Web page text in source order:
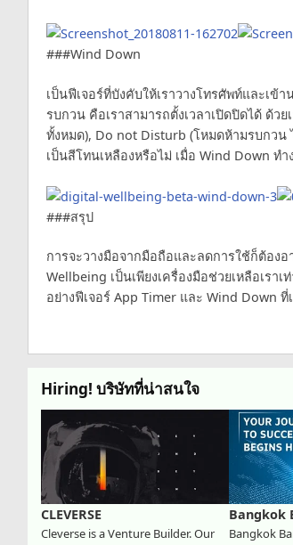
###Wind Down
เป็นฟีเจอร์ที่บังคับให้เราวางโทรศัพท์และเ
รบกวน คือเราสามารถตั้งเวลาเปิดปิดได้ ด้ว
ทั้งหมด), Do not Disturb (โหมดห้ามรบกวน
เป็นสีโทนเหลืองหรือไม่ เมื่อ Wind Down ทำ
###สรุป
การจะวางมือจากมือถือและลดการใช้ก็ต้อง
Wellbeing เป็นเพียงเครื่องมือช่วยเหลือเร
อย่างฟีเจอร์ App Timer และ Wind Down
Hiring! บริษัทที่น่าสนใจ
CLEVERSE
Cleverse is a Venture Builder. Our
Bangkok
Bangkok